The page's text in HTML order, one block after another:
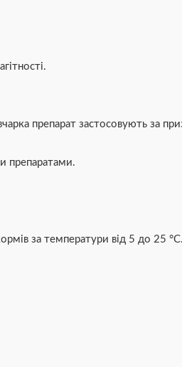
препарат застосовують за
препаратами.
за температури від 5 до 25 °С.